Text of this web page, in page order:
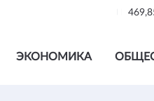
ЭКОНОМИКА